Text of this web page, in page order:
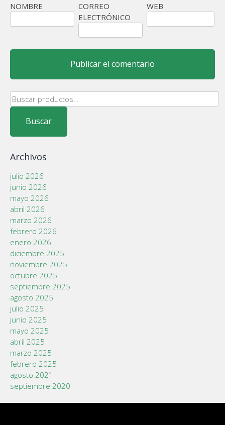
NOMBRE
CORREO
ELECTRÓNICO
WEB
Buscar
por:
Buscar
Archivos
julio 2026
junio 2026
mayo 2026
abril 2026
marzo 2026
febrero 2026
enero 2026
diciembre 2025
noviembre 2025
octubre 2025
septiembre 2025
agosto 2025
julio 2025
junio 2025
mayo 2025
abril 2025
marzo 2025
febrero 2025
agosto 2021
septiembre 2020